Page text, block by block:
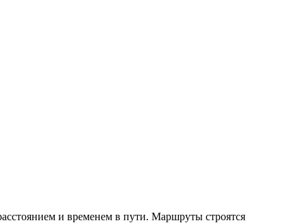
и временем в пути. Маршруты строятся